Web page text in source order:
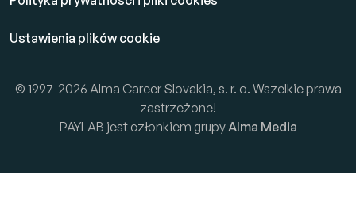
Ustawienia plików cookie
© 1997-2026 Alma Career Slovakia, s. r. o. Wszelkie prawa
zastrzeżone!
PAYLAB jest członkiem grupy Alma Media